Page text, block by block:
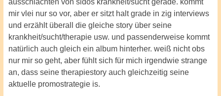
ausschlachten von sidos krankheit/sucht gerade. kommt
mir vlei nur so vor, aber er sitzt halt grade in zig interviews
und erzählt überall die gleiche story über seine
krankheit/sucht/therapie usw. und passenderweise kommt
natürlich auch gleich ein album hinterher. weiß nicht obs
nur mir so geht, aber fühlt sich für mich irgendwie strange
an, dass seine therapiestory auch gleichzeitig seine
aktuelle promostrategie is.